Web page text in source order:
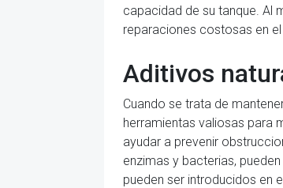
capacidad de su tanque. Al
reparaciones costosas en
Aditivos
Cuando se trata de
herramientas valiosas para
ayudar a prevenir
enzimas y bacterias,
pueden ser introducidos en